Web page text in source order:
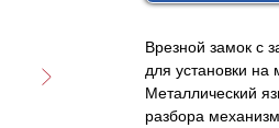
Врезной замок с
для установки на
Металлический
разбора